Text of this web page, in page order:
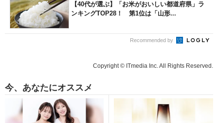
【40代が選ぶ】「お米がおいしい都道府県」ラ
ンキングTOP28！ 第1位は「山形...
Recommended by
Copyright © ITmedia Inc. All Rights Reserved.
今、あなたにオススメ